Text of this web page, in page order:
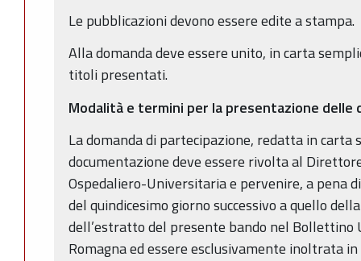
Le pubblicazioni devono essere edite a stampa.
Alla domanda deve essere unito, in carta
titoli presentati.
Modalità e termini per la presentazione delle
La domanda di partecipazione, redatta in carta
documentazione deve essere rivolta al
Ospedaliero-Universitaria e pervenire, a pena
del quindicesimo giorno successivo a quello
dell’estratto del presente bando nel Bollettino
Romagna ed essere esclusivamente inoltrata